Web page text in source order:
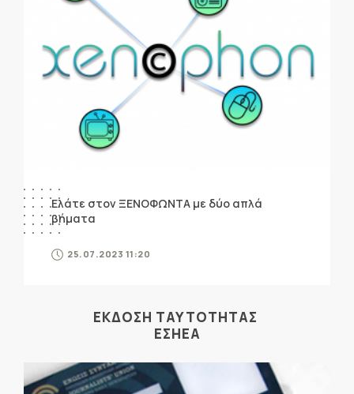
Ελάτε στον ΞΕΝΟΦΩΝΤΑ με δύο απλά
βήματα
25.07.2023 11:20
ΕΚΔΟΣΗ ΤΑΥΤΟΤΗΤΑΣ
ΕΣΗΕΑ